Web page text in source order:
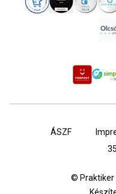
ÁSZF
© Praktiker